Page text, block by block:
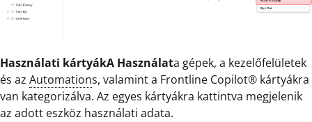
Használati kártyákA Használata gépek, a kezelőfelületek
és az Automations, valamint a Frontline Copilot® kártyákra
van kategorizálva. Az egyes kártyákra kattintva megjelenik
az adott eszköz használati adata.